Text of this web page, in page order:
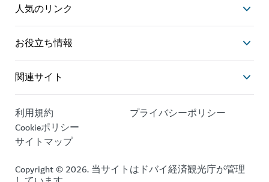
人気のリンク
お役立ち情報
関連サイト
利用規約
プライバシーポリシー
Cookieポリシー
サイトマップ
Copyright © 2026. 当サイトはドバイ経済観光庁が管理